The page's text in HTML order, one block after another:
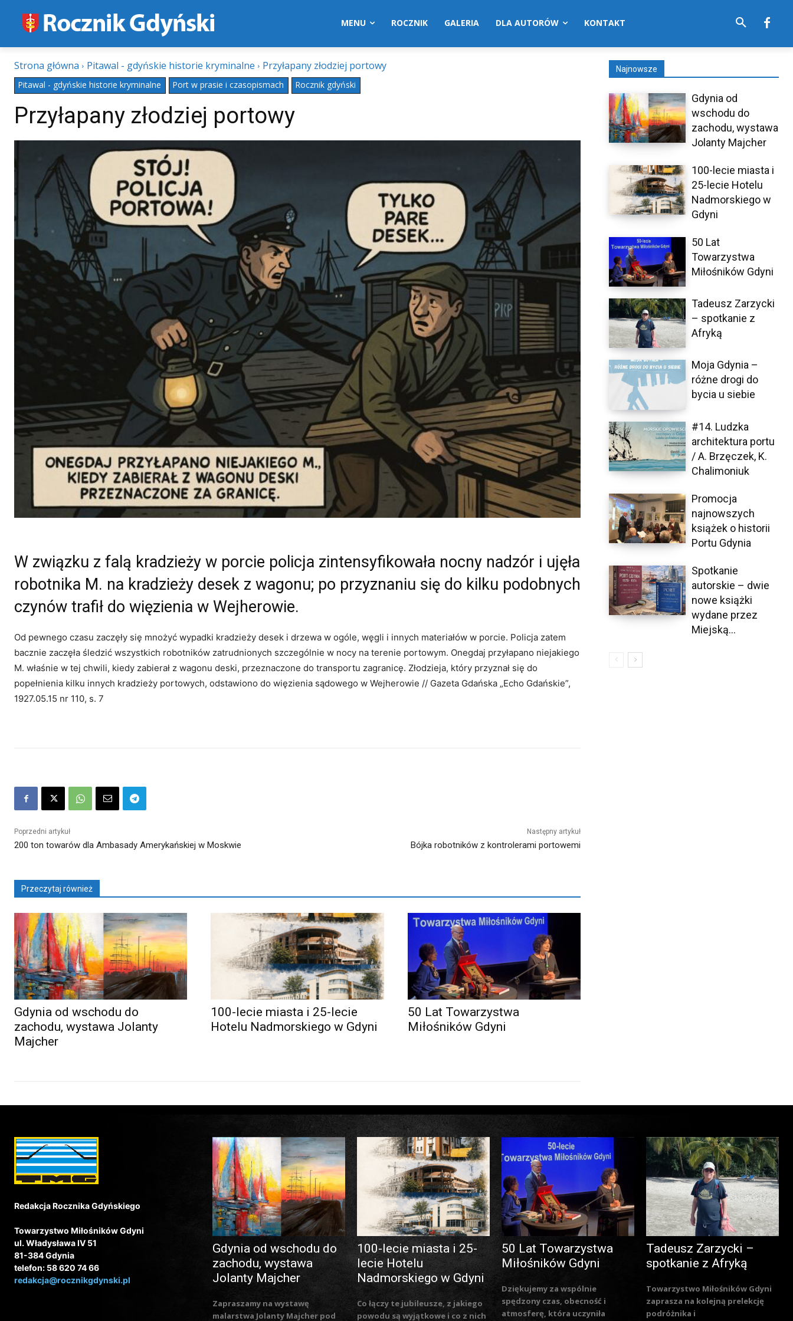
MENU ROCZNIK GALERIA DLA AUTORÓW KONTAKT
Strona główna Pitawal - gdyńskie historie kryminalne Przyłapany złodziej portowy
Pitawal - gdyńskie historie kryminalne Port w prasie i czasopismach Rocznik gdyński
Przyłapany złodziej portowy
W związku z falą kradzieży w porcie policja zintensyfikowała nocny nadzór i ujęła
robotnika M. na kradzieży desek z wagonu; po przyznaniu się do kilku podobnych
czynów trafił do więzienia w Wejherowie.
Od pewnego czasu zaczęły się mnożyć wypadki kradzieży desek i drzewa w ogóle, węgli i innych materiałów w porcie. Policja zatem
bacznie zaczęła śledzić wszystkich robotników zatrudnionych szczególnie w nocy na terenie portowym. Onegdaj przyłapano niejakiego
M. właśnie w tej chwili, kiedy zabierał z wagonu deski, przeznaczone do transportu zagranicę. Złodzieja, który przyznał się do
popełnienia kilku innych kradzieży portowych, odstawiono do więzienia sądowego w Wejherowie // Gazeta Gdańska „Echo Gdańskie”,
1927.05.15 nr 110, s. 7
Poprzedni artykuł
200 ton towarów dla Ambasady Amerykańskiej w Moskwie
Następny artykuł
Bójka robotników z kontrolerami portowemi
Przeczytaj również
Gdynia od wschodu do
zachodu, wystawa Jolanty
Majcher
100-lecie miasta i 25-lecie
Hotelu Nadmorskiego w Gdyni
50 Lat Towarzystwa
Miłośników Gdyni
Najnowsze
Gdynia od
wschodu do
zachodu, wystawa
Jolanty Majcher
100-lecie miasta i
25-lecie Hotelu
Nadmorskiego w
Gdyni
50 Lat
Towarzystwa
Miłośników Gdyni
Tadeusz Zarzycki
– spotkanie z
Afryką
Moja Gdynia –
różne drogi do
bycia u siebie
#14. Ludzka
architektura portu
/ A. Brzęczek, K.
Chalimoniuk
Promocja
najnowszych
książek o historii
Portu Gdynia
Spotkanie
autorskie – dwie
nowe książki
wydane przez
Miejską...
Redakcja Rocznika Gdyńskiego
Towarzystwo Miłośników Gdyni
ul. Władysława IV 51
81-384 Gdynia
telefon: 58 620 74 66
redakcja@rocznikgdynski.pl
Gdynia od wschodu do
zachodu, wystawa
Jolanty Majcher
Zapraszamy na wystawę
malarstwa Jolanty Majcher pod
100-lecie miasta i 25-
lecie Hotelu
Nadmorskiego w Gdyni
Co łączy te jubileusze, z jakiego
powodu są wyjątkowe i co z nich
50 Lat Towarzystwa
Miłośników Gdyni
Dziękujemy za wspólnie
spędzony czas, obecność i
atmosferę, która uczyniła
Tadeusz Zarzycki –
spotkanie z Afryką
Towarzystwo Miłośników Gdyni
zaprasza na kolejną prelekcję
podróżnika i